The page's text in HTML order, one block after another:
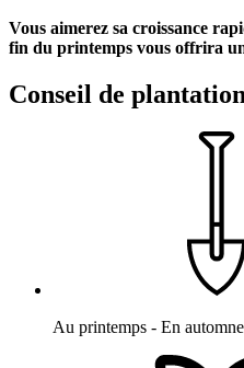
Vous aimerez sa croissance
fin du printemps vous offrira
Conseil de
Au printemps - En automne